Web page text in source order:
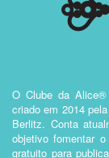
O Clube da
criado em 2014
Berlitz. Conta
objetivo fomentar
gratuito para